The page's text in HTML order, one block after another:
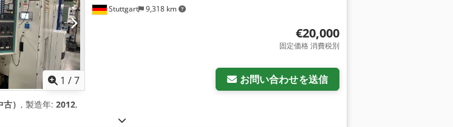
1 /7
Stuttgart 9,318 km
€20,000
固定価格 消費税別
お問い合わせを送信
） , 製造年: 2012,